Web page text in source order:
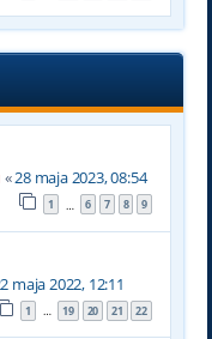
«28 maja 2023, 08:54
1 … 6 7 8 9
maja 2022, 12:11
1 … 19 20 21 22